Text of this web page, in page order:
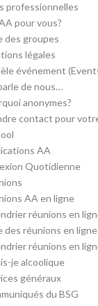
professionnelles
pour vous?
des groupes
légales
événement
de nous…
anonymes?
contact pour
AA
Quotidienne
AA en ligne
réunions en
des réunions en ligne
réunions en
je alcoolique
généraux
du BSG